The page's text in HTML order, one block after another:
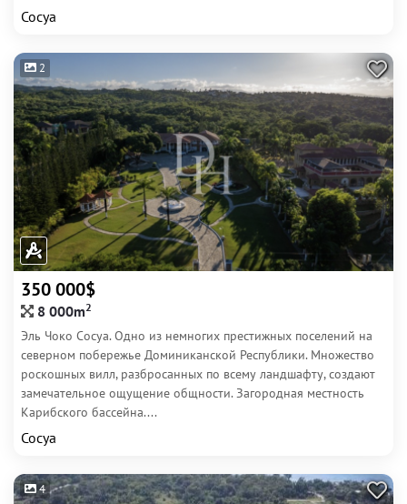
Сосуа
2
350 000$
8 000m2
Эль Чоко Сосуа. Одно из немногих престижных поселений на
северном побережье Доминиканской Республики. Множество
роскошных вилл, разбросанных по всему ландшафту, создают
замечательное ощущение общности. Загородная местность
Карибского бассейна....
Сосуа
4